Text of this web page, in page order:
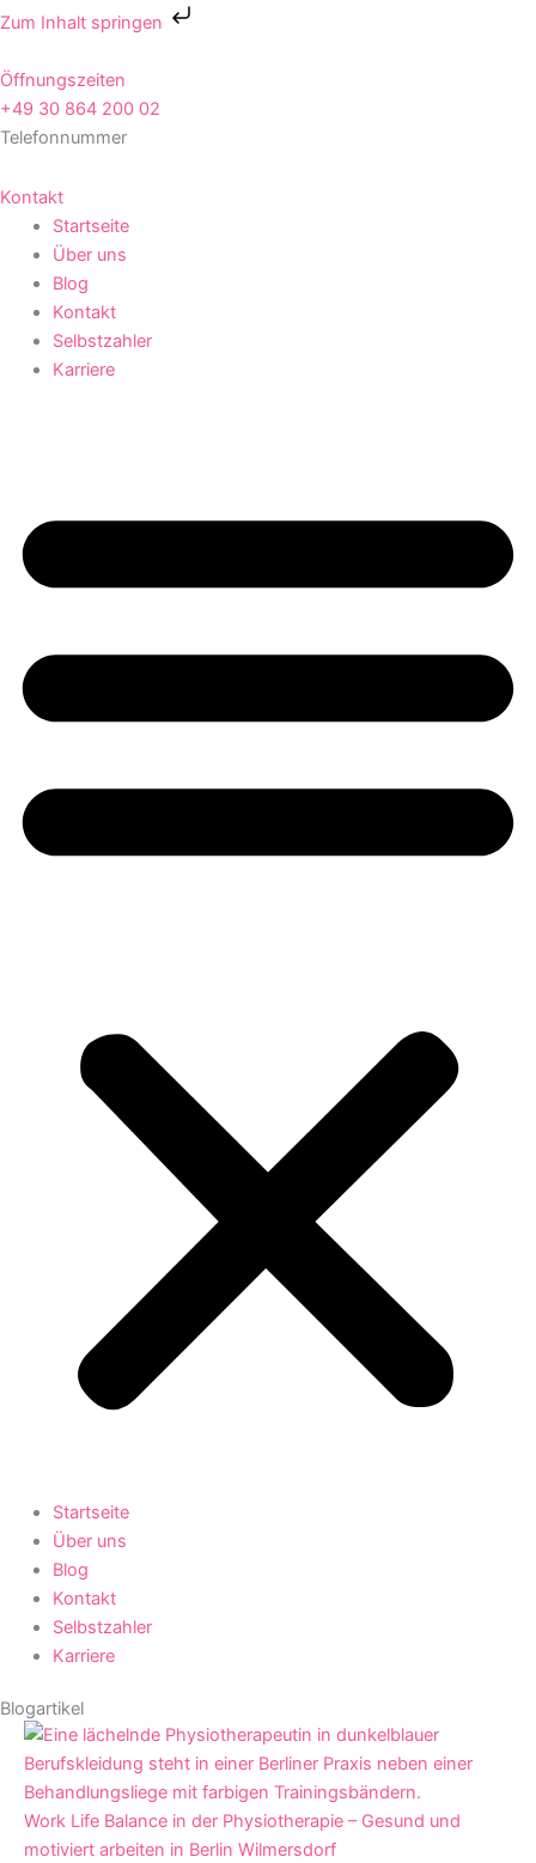
Zum Inhalt springen
Zum
springen
Öffnungszeiten
+49 30 864 200 02
Telefonnummer
Kontakt
Startseite
Über uns
Blog
Kontakt
Selbstzahler
Karriere
Startseite
Über uns
Blog
Kontakt
Selbstzahler
Karriere
Blogartikel
Work Life Balance in der Physiotherapie – Gesund und
motiviert arbeiten in Berlin Wilmersdorf